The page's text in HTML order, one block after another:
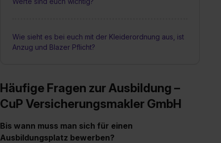
Wie sieht es bei euch mit der Kleiderordnung aus, ist
Anzug und Blazer Pflicht?
Häufige Fragen zur Ausbildung –
CuP Versicherungsmakler GmbH
Bis wann muss man sich für einen
Ausbildungsplatz bewerben?